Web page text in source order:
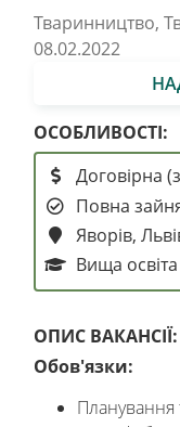
Тваринництво,
08.02.2022
ОСОБЛИВОСТІ:
Договірна
Повна
Яворів,
Вища освіта
ОПИС ВАКАНСІЇ:
Обов'язки:
Планування